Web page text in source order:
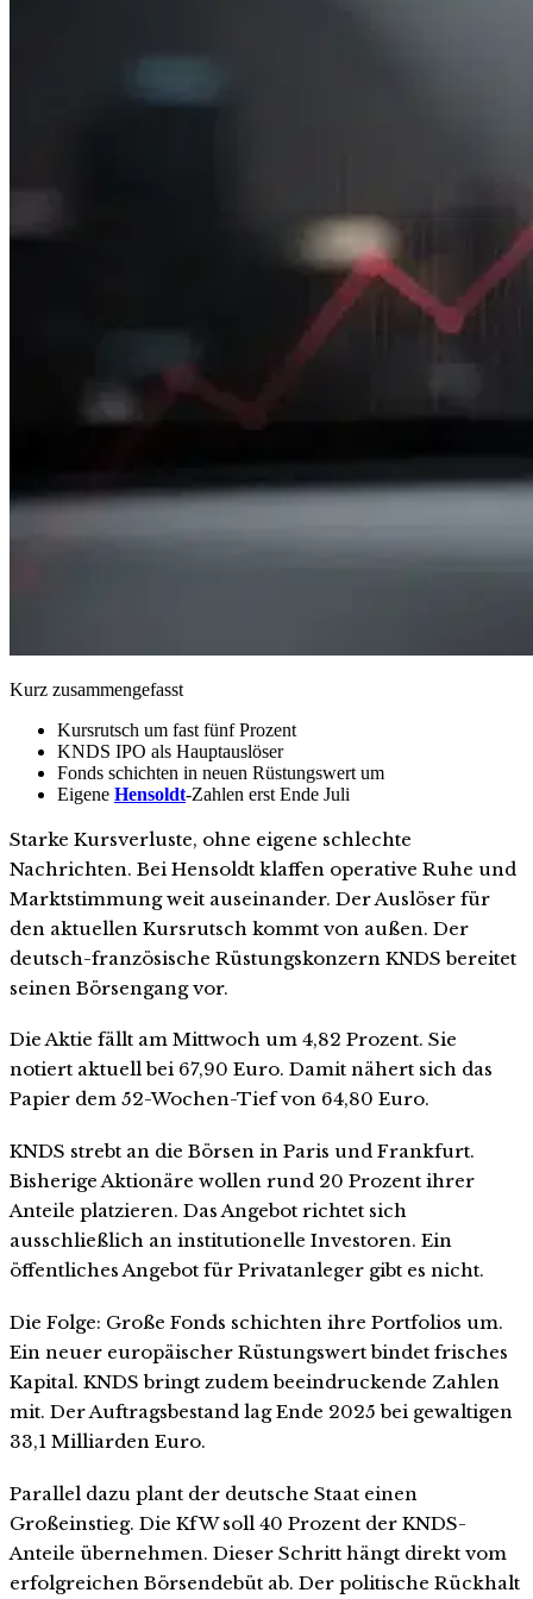
Kurz zusammengefasst
Kursrutsch um fast fünf Prozent
KNDS IPO als Hauptauslöser
Fonds schichten in neuen Rüstungswert um
Eigene Hensoldt-Zahlen erst Ende Juli
Starke Kursverluste, ohne eigene schlechte
Nachrichten. Bei Hensoldt klaffen operative Ruhe und
Marktstimmung weit auseinander. Der Auslöser für
den aktuellen Kursrutsch kommt von außen. Der
deutsch-französische Rüstungskonzern KNDS bereitet
seinen Börsengang vor.
Die Aktie fällt am Mittwoch um 4,82 Prozent. Sie
notiert aktuell bei 67,90 Euro. Damit nähert sich das
Papier dem 52-Wochen-Tief von 64,80 Euro.
KNDS strebt an die Börsen in Paris und Frankfurt.
Bisherige Aktionäre wollen rund 20 Prozent ihrer
Anteile platzieren. Das Angebot richtet sich
ausschließlich an institutionelle Investoren. Ein
öffentliches Angebot für Privatanleger gibt es nicht.
Die Folge: Große Fonds schichten ihre Portfolios um.
Ein neuer europäischer Rüstungswert bindet frisches
Kapital. KNDS bringt zudem beeindruckende Zahlen
mit. Der Auftragsbestand lag Ende 2025 bei gewaltigen
33,1 Milliarden Euro.
Parallel dazu plant der deutsche Staat einen
Großeinstieg. Die KfW soll 40 Prozent der KNDS-
Anteile übernehmen. Dieser Schritt hängt direkt vom
erfolgreichen Börsendebüt ab. Der politische Rückhalt